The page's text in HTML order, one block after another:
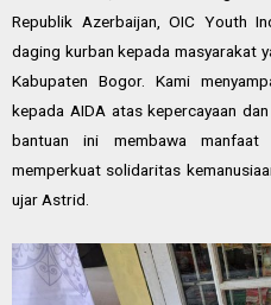
Republik Azerbaijan, OIC Youth
daging kurban kepada masyarakat
Kabupaten Bogor. Kami
kepada AIDA atas kepercayaan
bantuan ini membawa
memperkuat solidaritas
ujar Astrid.